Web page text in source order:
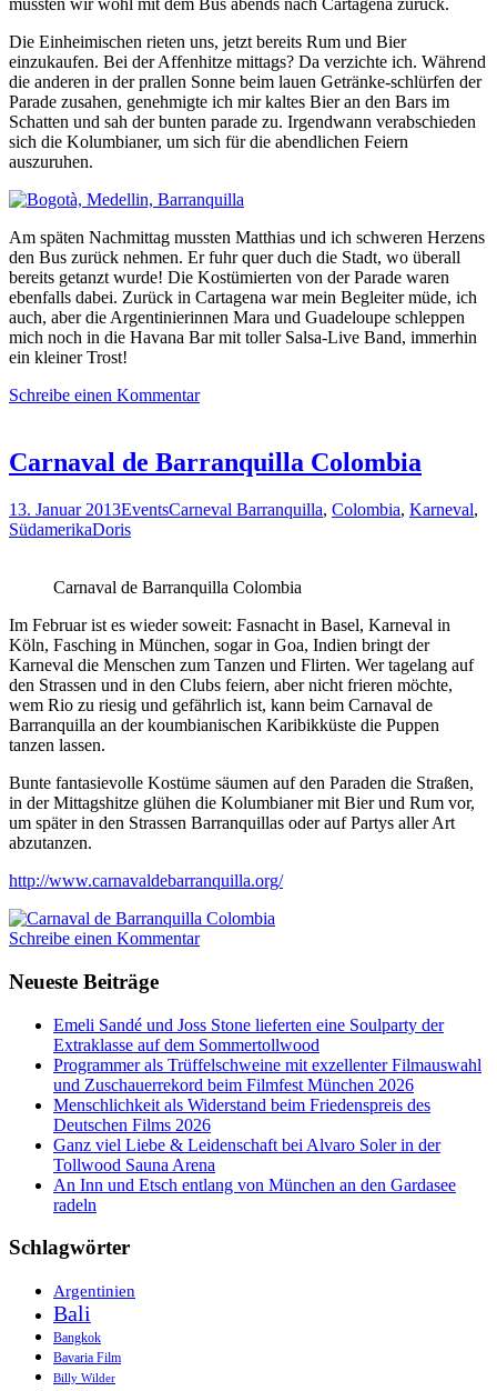
müssten wir wohl mit dem Bus abends nach Cartagena zurück.
Die Einheimischen rieten uns, jetzt bereits Rum und Bier
einzukaufen. Bei der Affenhitze mittags? Da verzichte ich. Während
die anderen in der prallen Sonne beim lauen Getränke-schlürfen der
Parade zusahen, genehmigte ich mir kaltes Bier an den Bars im
Schatten und sah der bunten parade zu. Irgendwann verabschieden
sich die Kolumbianer, um sich für die abendlichen Feiern
auszuruhen.
Am späten Nachmittag mussten Matthias und ich schweren Herzens
den Bus zurück nehmen. Er fuhr quer duch die Stadt, wo überall
bereits getanzt wurde! Die Kostümierten von der Parade waren
ebenfalls dabei. Zurück in Cartagena war mein Begleiter müde, ich
auch, aber die Argentinierinnen Mara und Guadeloupe schleppen
mich noch in die Havana Bar mit toller Salsa-Live Band, immerhin
ein kleiner Trost!
Schreibe einen Kommentar
Carnaval de Barranquilla Colombia
13. Januar 2013EventsCarneval Barranquilla, Colombia, Karneval,
SüdamerikaDoris
Carnaval de Barranquilla Colombia
Im Februar ist es wieder soweit: Fasnacht in Basel, Karneval in
Köln, Fasching in München, sogar in Goa, Indien bringt der
Karneval die Menschen zum Tanzen und Flirten. Wer tagelang auf
den Strassen und in den Clubs feiern, aber nicht frieren möchte,
wem Rio zu riesig und gefährlich ist, kann beim Carnaval de
Barranquilla an der koumbianischen Karibikküste die Puppen
tanzen lassen.
Bunte fantasievolle Kostüme säumen auf den Paraden die Straßen,
in der Mittagshitze glühen die Kolumbianer mit Bier und Rum vor,
um später in den Strassen Barranquillas oder auf Partys aller Art
abzutanzen.
http://www.carnavaldebarranquilla.org/
Schreibe einen Kommentar
Neueste Beiträge
Emeli Sandé und Joss Stone lieferten eine Soulparty der
Extraklasse auf dem Sommertollwood
Programmer als Trüffelschweine mit exzellenter Filmauswahl
und Zuschauerrekord beim Filmfest München 2026
Menschlichkeit als Widerstand beim Friedenspreis des
Deutschen Films 2026
Ganz viel Liebe & Leidenschaft bei Alvaro Soler in der
Tollwood Sauna Arena
An Inn und Etsch entlang von München an den Gardasee
radeln
Schlagwörter
Argentinien
Bali
Bangkok
Bavaria Film
Billy Wilder